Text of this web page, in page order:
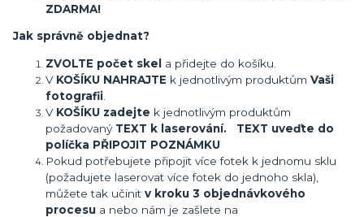
ZDARMA!
Jak správně objednat?
ZVOLTE počet skel a přidejte do košíku.
V KOŠÍKU NAHRAJTE k jednotlivým produktům Vaši
fotografii
V KOŠÍKU zadejte k jednotlivým produktům
požadovaný TEXT k laserování. TEXT uveďte do
políčka PŘIPOJIT POZNÁMKU
Pokud potřebujete připojit více fotek k jednomu sklu
(požadujete laserovat více fotek do jednoho skla),
můžete tak učinit v kroku 3 objednávkového
procesu a nebo nám je zašlete na